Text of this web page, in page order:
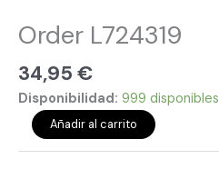
Order L724319
34,95 €
Disponibilidad: 999 disponibles
cantidad
Añadir al carrito